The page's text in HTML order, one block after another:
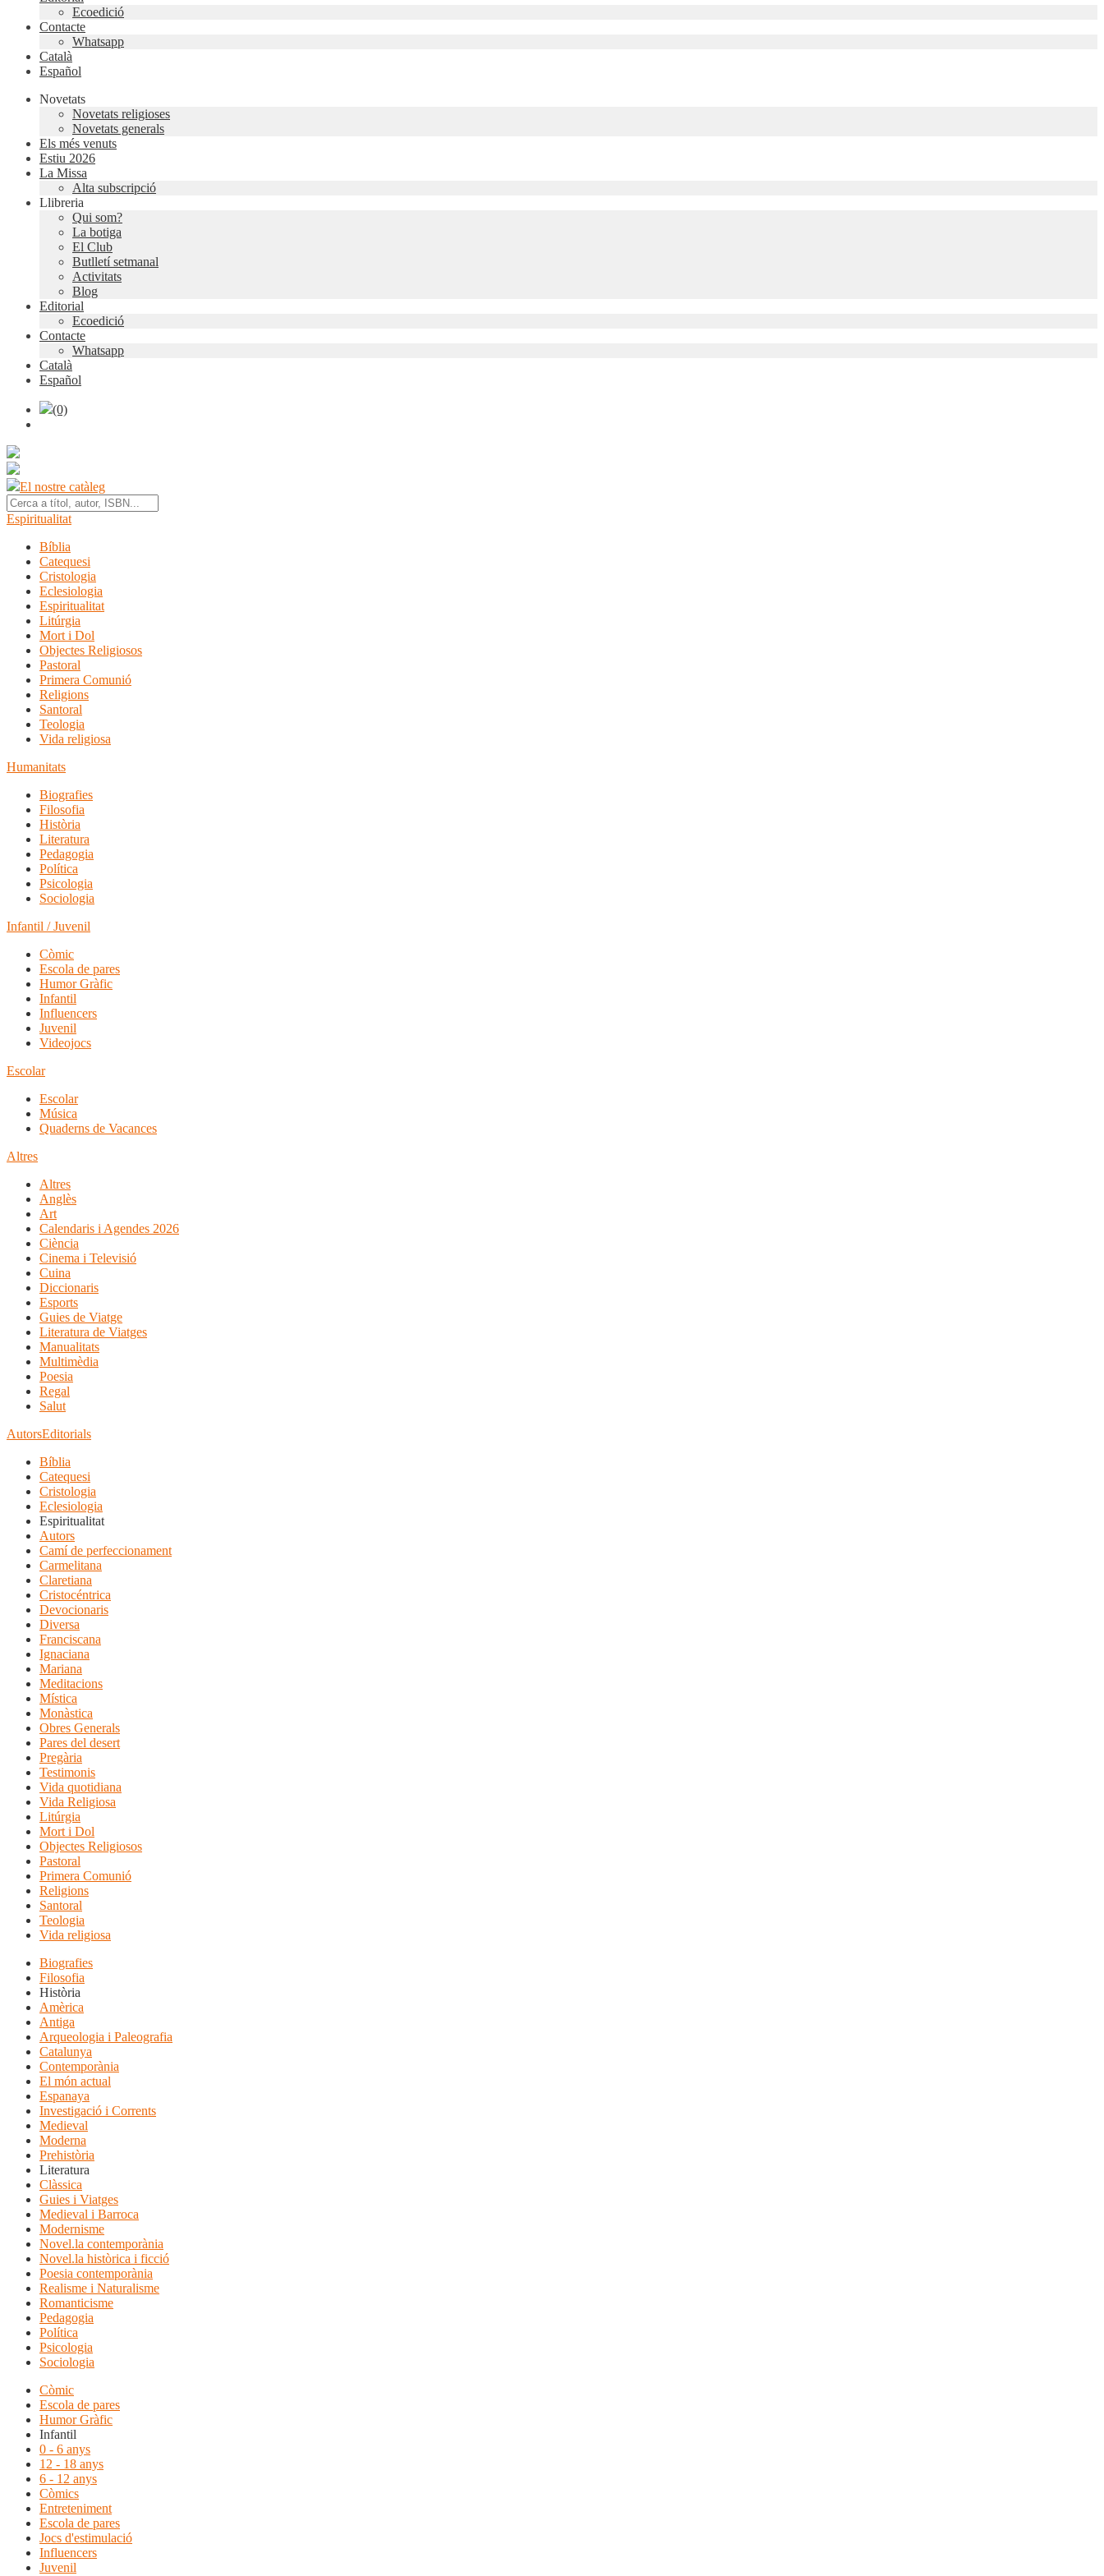
Ecoedició
Contacte
Whatsapp
Català
Español
Novetats
Novetats religioses
Novetats generals
Els més venuts
Estiu 2026
La Missa
Alta subscripció
Llibreria
Qui som?
La botiga
El Club
Butlletí setmanal
Activitats
Blog
Editorial
Ecoedició
Contacte
Whatsapp
Català
Español
(0)
El nostre catàleg
Espiritualitat
Bíblia
Catequesi
Cristologia
Eclesiologia
Espiritualitat
Litúrgia
Mort i Dol
Objectes Religiosos
Pastoral
Primera Comunió
Religions
Santoral
Teologia
Vida religiosa
Humanitats
Biografies
Filosofia
Història
Literatura
Pedagogia
Política
Psicologia
Sociologia
Infantil / Juvenil
Còmic
Escola de pares
Humor Gràfic
Infantil
Influencers
Juvenil
Videojocs
Escolar
Escolar
Música
Quaderns de Vacances
Altres
Altres
Anglès
Art
Calendaris i Agendes 2026
Ciència
Cinema i Televisió
Cuina
Diccionaris
Esports
Guies de Viatge
Literatura de Viatges
Manualitats
Multimèdia
Poesia
Regal
Salut
AutorsEditorials
Bíblia
Catequesi
Cristologia
Eclesiologia
Espiritualitat
Autors
Camí de perfeccionament
Carmelitana
Claretiana
Cristocéntrica
Devocionaris
Diversa
Franciscana
Ignaciana
Mariana
Meditacions
Mística
Monàstica
Obres Generals
Pares del desert
Pregària
Testimonis
Vida quotidiana
Vida Religiosa
Litúrgia
Mort i Dol
Objectes Religiosos
Pastoral
Primera Comunió
Religions
Santoral
Teologia
Vida religiosa
Biografies
Filosofia
Història
Amèrica
Antiga
Arqueologia i Paleografia
Catalunya
Contemporània
El món actual
Espanaya
Investigació i Corrents
Medieval
Moderna
Prehistòria
Literatura
Clàssica
Guies i Viatges
Medieval i Barroca
Modernisme
Novel.la contemporània
Novel.la històrica i ficció
Poesia contemporània
Realisme i Naturalisme
Romanticisme
Pedagogia
Política
Psicologia
Sociologia
Còmic
Escola de pares
Humor Gràfic
Infantil
0 - 6 anys
12 - 18 anys
6 - 12 anys
Còmics
Entreteniment
Escola de pares
Jocs d'estimulació
Influencers
Juvenil